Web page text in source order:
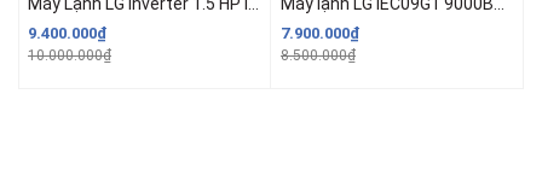
9.400.000₫
10.000.000₫
7.900.000₫
8.500.000₫